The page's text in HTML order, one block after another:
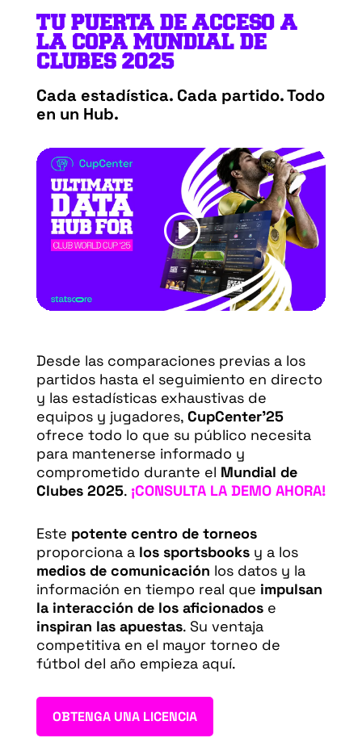
TU PUERTA DE ACCESO A
LA COPA MUNDIAL DE
CLUBES 2025
Cada estadística. Cada partido. Todo
en un Hub.
Desde las comparaciones previas a los
partidos hasta el seguimiento en directo
y las estadísticas exhaustivas de
equipos y jugadores, CupCenter’25
ofrece todo lo que su público necesita
para mantenerse informado y
comprometido durante el Mundial de
Clubes 2025. ¡CONSULTA LA DEMO AHORA!
Este potente centro de torneos
proporciona a los sportsbooksy a los
medios de comunicación los datos y la
información en tiempo real que impulsan
la interacción de los aficionadose
inspiran las apuestas. Su ventaja
competitiva en el mayor torneo de
fútbol del año empieza aquí.
OBTENGA UNA LICENCIA